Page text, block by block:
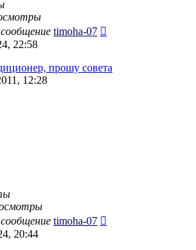
timoha-07
22:58
прошу совета
12:28
timoha-07
20:44